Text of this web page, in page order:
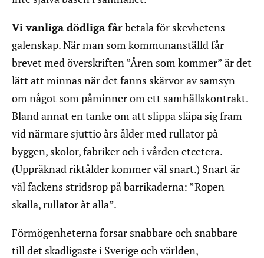
Vi vanliga dödliga fårbetala för skevhetens
galenskap. När man som kommunanställd får
brevet med överskriften ”Åren som kommer” är det
lätt att minnas när det fanns skärvor av samsyn
om något som påminner om ett samhällskontrakt.
Bland annat en tanke om att slippa släpa sig fram
vid närmare sjuttio års ålder med rullator på
byggen, skolor, fabriker och i vården etcetera.
(Uppräknad riktålder kommer väl snart.) Snart är
väl fackens stridsrop på barrikaderna: ”Ropen
skalla, rullator åt alla”.
Förmögenheterna forsar snabbare och snabbare
till det skadligaste i Sverige och världen,